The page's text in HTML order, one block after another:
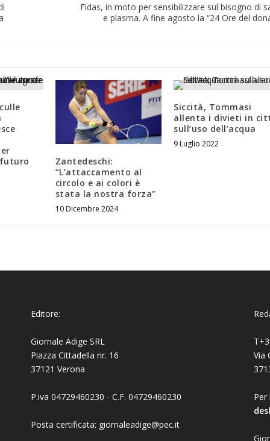
Fidas, in moto per sensibilizzare sul bisogno di
e plasma. A fine agosto la “24 Ore del
Zantedeschi:
“L’attaccamento al
circolo e ai colori è
stata la nostra forza”
10 Dicembre 2024
Siccità, Tommasi
allenta i divieti in
sull’uso dell’acqua
9 Luglio 2022
Editore:
Giornale Adige SRL
Piazza Cittadella nr. 16
37121 Verona
P.iva 04729460230 - C.F. 04729460230
Posta certificata: giornaleadige@pec.it
Via
Per